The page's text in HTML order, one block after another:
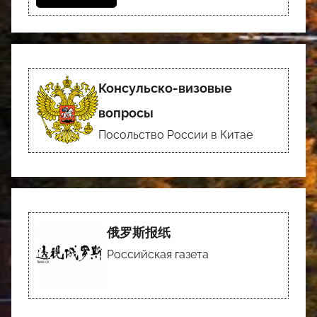
Консульско-визовые
вопросы
Посольство России в Китае
俄罗斯报纸
Российская газета